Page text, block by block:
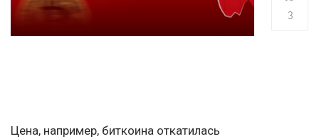
3
Цена, например, биткоина откатилась